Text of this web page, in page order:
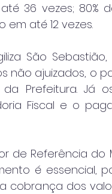
36 vezes; 80%
até 12 vezes.
São Sebastião,
não ajuizados, o
Prefeitura. Já
Fiscal e o
de Referência do
é essencial,
cobrança dos